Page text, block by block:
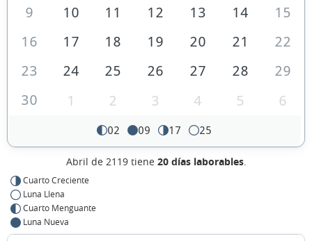
9
10 11 12 13 14
15
16
17 18 19 20 21
22
23
24 25 26 27 28
29
30
1 2 3 4 5 6
02 09 17 25
Abril de 2119 tiene 20 días laborables.
Cuarto Creciente
Luna Llena
Cuarto Menguante
Luna Nueva